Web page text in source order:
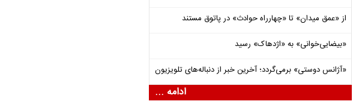
از «عمق میدان» تا «چهارراه حوادث» در پاتوق مستند
«بیضایی‌خوانی» به «اژدهاک» رسید
«آژانس دوستی» برمی‌گردد؛ آخرین خبر از دنباله‌های تلویزیون
ادامه ...